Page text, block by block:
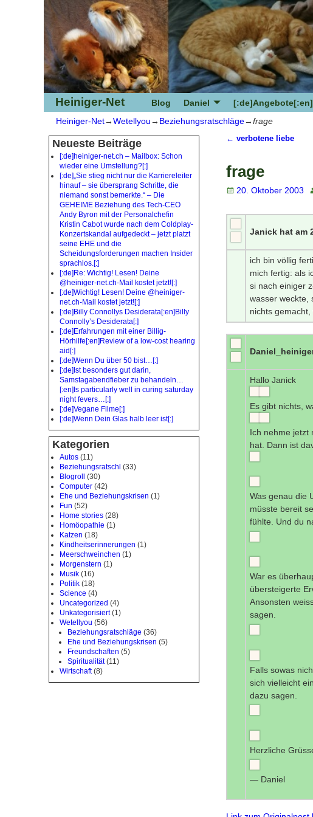
Heiniger-Net Blog Daniel
Heiniger-Net→Wetellyou→ Beziehungsratschläge→frage
← verbotene liebe
frage
20. Oktober 2003
Janick hat am
ich bin völlig
mich fertig: als
si nach einiger
wasser weckte,
nichts
Hallo Janick
Es gibt nichts,
Ich nehme jetzt
hat. Dann ist
Was genau die
müsste bereit
fühlte. Und du
War es
übersteigerte
Ansonsten
sagen.
Falls sowas
sich vielleicht
dazu sagen.
Herzliche
— Daniel
Neueste Beiträge
[:de]heiniger-net.ch – Mailbox: Schon
wieder eine Umstellung?[:]
[:de]„Sie stieg nicht nur die Karriereleiter
hinauf – sie übersprang Schritte, die
niemand sonst bemerkte.“ – Die
GEHEIME Beziehung des Tech-CEO
Andy Byron mit der Personalchefin
Kristin Cabot wurde nach dem Coldplay-
Konzertskandal aufgedeckt – jetzt platzt
seine EHE und die
Scheidungsforderungen machen Insider
sprachlos.[:]
[:de]Re: Wichtig! Lesen! Deine
@heiniger-net.ch-Mail kostet jetzt![:]
[:de]Wichtig! Lesen! Deine @heiniger-
net.ch-Mail kostet jetzt![:]
[:de]Billy Connollys Desiderata[:en]Billy
Connolly’s Desiderata[:]
[:de]Erfahrungen mit einer Billig-
Hörhilfe[:en]Review of a low-cost hearing
aid[:]
[:de]Wenn Du über 50 bist…[:]
[:de]Ist besonders gut darin,
Samstagabendfieber zu behandeln…
[:en]Is particularly well in curing saturday
night fevers…[:]
[:de]Vegane Filme[:]
[:de]Wenn Dein Glas halb leer ist[:]
Kategorien
Autos (11)
Beziehungsratschl (33)
Blogroll (30)
Computer (42)
Ehe und Beziehungskrisen (1)
Fun (52)
Home stories (28)
Homöopathie (1)
Katzen (18)
Kindheitserinnerungen (1)
Meerschweinchen (1)
Morgenstern (1)
Musik (16)
Politik (18)
Science (4)
Uncategorized (4)
Unkategorisiert(1)
Wetellyou (56)
Beziehungsratschläge (36)
Ehe und Beziehungskrisen (5)
Freundschaften (5)
Spiritualität(11)
Wirtschaft(8)